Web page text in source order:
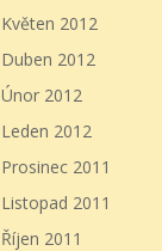
Květen 2012
Duben 2012
Únor 2012
Leden 2012
Prosinec 2011
Listopad 2011
Říjen 2011